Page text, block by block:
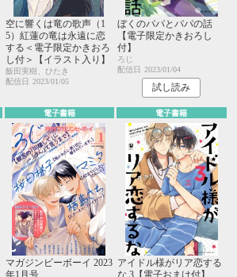
空に響くは竜の歌声（1
5）紅蓮の竜は永遠に恋
する＜電子限定かきおろ
し付＞【イラスト入り】
飯田実樹、ひたき
配信日
2023/01/05
ぼくのパパとパパの話
【電子限定かきおろし
付】
ろじ
配信日
2023/01/04
試し読み
電子書籍
マガジンビーボーイ 2023
年1月号
電子書籍
アイドル様がリア恋する
な 3【電子おまけ付】